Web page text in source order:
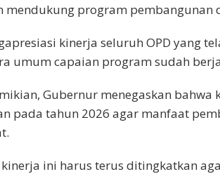
mendukung program pembangunan
kinerja seluruh OPD yang
umum capaian program sudah
Gubernur menegaskan bahwa
pada tahun 2026 agar manfaat
kinerja ini harus terus ditingkatkan